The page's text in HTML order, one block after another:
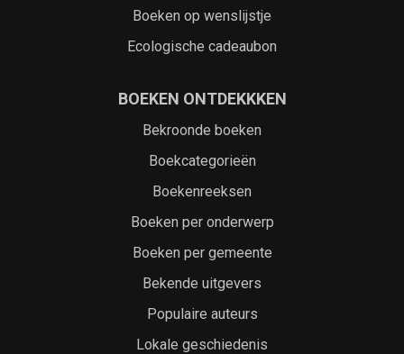
Boeken op wenslijstje
Ecologische cadeaubon
BOEKEN ONTDEKKKEN
Bekroonde boeken
Boekcategorieën
Boekenreeksen
Boeken per onderwerp
Boeken per gemeente
Bekende uitgevers
Populaire auteurs
Lokale geschiedenis